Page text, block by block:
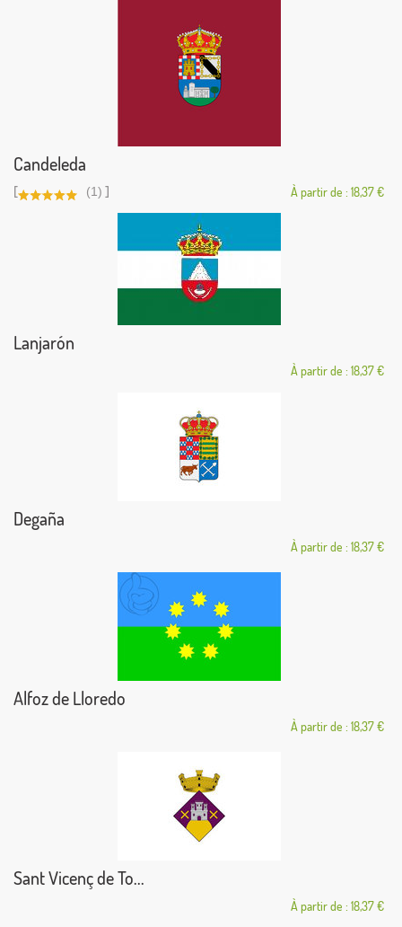
Candeleda
[ (1) ] À partir de : 18,37 €
Lanjarón
À partir de : 18,37 €
Degaña
À partir de : 18,37 €
Alfoz de Lloredo
À partir de : 18,37 €
Sant Vicenç de To...
À partir de : 18,37 €